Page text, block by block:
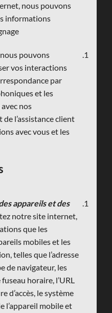
nous pouvons
informations
nous pouvons
vos interactions
par
et les
nos
l’assistance client
avec vous et les
appareils et des
notre site internet,
que les
mobiles et les
telles que l’adresse
de navigateur, les
horaire, l’URL
d’accès, le système
l’appareil mobile et